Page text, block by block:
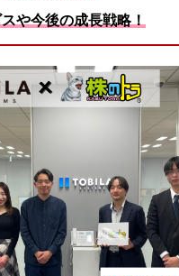
や今後の成長戦略！